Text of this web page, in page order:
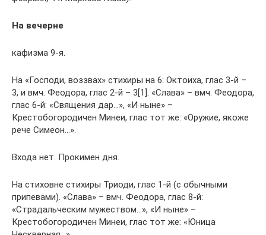
На вечерне
кафизма 9-я.
На «Господи, воззвах» стихиры на 6: Октоиха, глас 3-й –
3, и вмч. Феодора, глас 2-й – 3[1]. «Слава» – вмч. Феодора,
глас 6-й: «Священия дар…», «И ныне» –
Крестобогородичен Минеи, глас тот же: «Оружие, якоже
рече Симеон…».
Входа нет. Прокимен дня.
На стиховне стихиры Триоди, глас 1-й (с обычными
припевами). «Слава» – вмч. Феодора, глас 8-й:
«Страдальческим мужеством…», «И ныне» –
Крестобогородичен Минеи, глас тот же: «Юница